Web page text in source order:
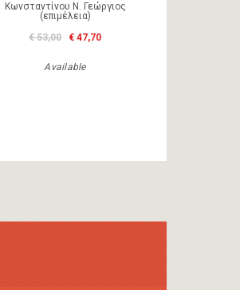
Κωνσταντίνου Ν. Γεώργιος
(επιμέλεια)
€ 53,00
€ 47,70
Available